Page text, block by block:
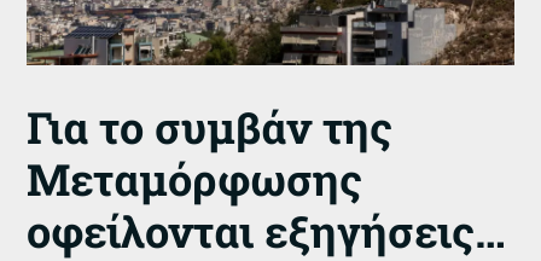
Για το συμβάν της
Μεταμόρφωσης
οφείλονται εξηγήσεις…